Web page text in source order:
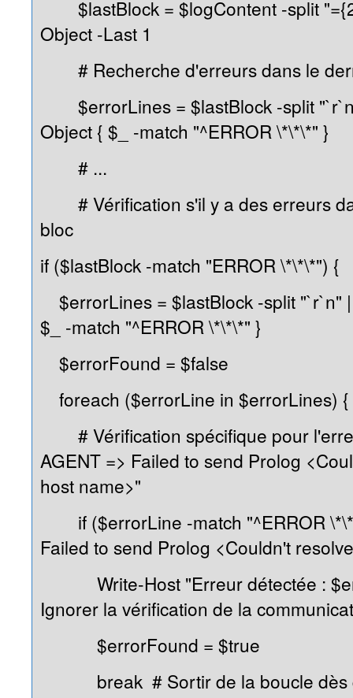
$lastBlock = $logContent -split
Object -Last 1
# Recherche d'erreurs dans le
$errorLines = $lastBlock -split
Object { $_ -match "^ERROR \*\*\*" }
# ...
# Vérification s'il y a des erreurs
bloc
if ($lastBlock -match "ERROR \*\*\*") {
$errorLines = $lastBlock -split "`r`n"
$_ -match "^ERROR \*\*\*" }
$errorFound = $false
foreach ($errorLine in $errorLines) {
# Vérification spécifique pour
AGENT => Failed to send Prolog
host name>"
if ($errorLine -match "^ERROR
Failed to send Prolog <Couldn't
Write-Host "Erreur détectée :
Ignorer la vérification de la
$errorFound = $true
break # Sortir de la boucle dès